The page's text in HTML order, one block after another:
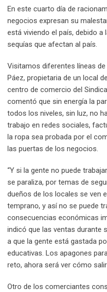
En este cuarto día de
negocios expresan su
está viviendo el país, debido
sequías que afectan al país.
Visitamos diferentes líneas
Páez, propietaria de un local
centro de comercio del
comentó que sin energía la
todos los niveles, sin luz, no
trabajo en redes sociales,
la ropa sea probada por el
las puertas de los negocios.
“Y si la gente no puede
se paraliza, por temas de
dueños de los locales se ven
temprano, y así no se puede
consecuencias económicas
indicó que las ventas durante
a que la gente está gastada
educativas. Los apagones
reto, ahora será ver cómo
Otro de los comerciantes